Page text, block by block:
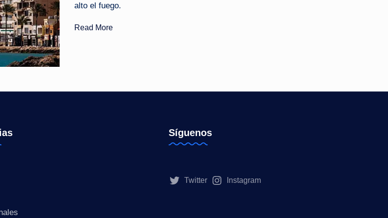
c
i
a
a
alto el fuego. ​
Read More
Síguenos
Twitter Instagram